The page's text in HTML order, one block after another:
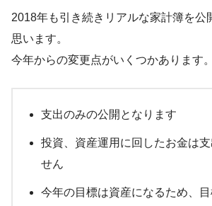
2018年も引き続きリアルな家計簿を公
思います。
今年からの変更点がいくつかあります。
支出のみの公開となります
投資、資産運用に回したお金は
せん
今年の目標は資産になるため、